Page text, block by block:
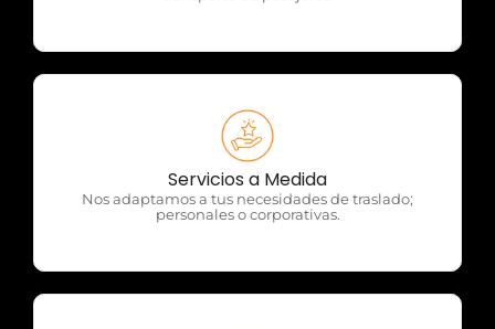
Servicios a Medida
Nos adaptamos a tus necesidades de traslado;
personales o corporativas.
OTP Servicios